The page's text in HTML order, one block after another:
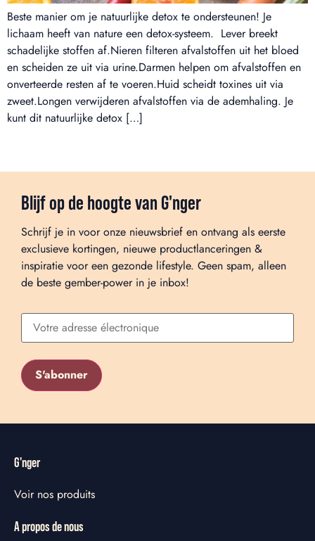
Beste manier om je natuurlijke detox te ondersteunen! Je
lichaam heeft van nature een detox-systeem. Lever breekt
schadelijke stoffen af.Nieren filteren afvalstoffen uit het bloed
en scheiden ze uit via urine.Darmen helpen om afvalstoffen en
onverteerde resten af te voeren.Huid scheidt toxines uit via
zweet.Longen verwijderen afvalstoffen via de ademhaling. Je
kunt dit natuurlijke detox […]
Blijf op de hoogte van G'nger
Schrijf je in voor onze nieuwsbrief en ontvang als eerste
exclusieve kortingen, nieuwe productlanceringen &
inspiratie voor een gezonde lifestyle. Geen spam, alleen
de beste gember-power in je inbox!
G'nger
Voir nos produits
A propos de nous